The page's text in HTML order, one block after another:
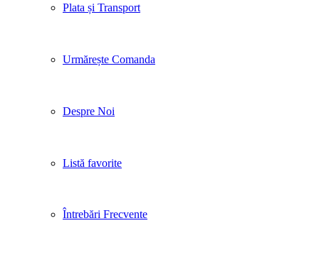
Plata și Transport
Urmărește Comanda
Despre Noi
Listă favorite
Întrebări Frecvente